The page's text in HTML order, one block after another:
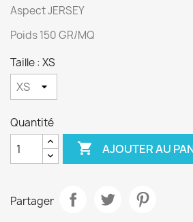
Aspect JERSEY
Poids 150 GR/MQ
Taille : XS
Quantité
 AJOUTER AU
Partager